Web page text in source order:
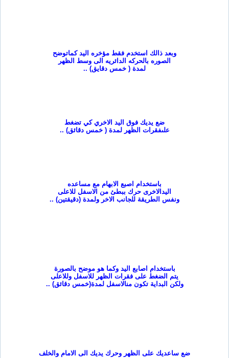
وبعد ذالك استخدم فقط مؤخره اليد كماتوضح
الصوره بالحركه الدائريه الى وسط الظهر
لمدة ( خمس دقايق) ..
ضع يديك فوق اليد الاخري كي تضغط
علىفقرات الظهر لمدة ( خمس دقائق) ..
باستخدام اصبع الابهام مع مساعده
اليد الاخرى حرك ببطئ من الاسفل للاعلى
ونفس الطريقة للجانب الاخر ولمدة (دقيقتين) ..
باستخدام اصابع اليد وكما هو موضح بالصورة
يتم الضغط على فقرات الظهر للاسفل وللاعلى
ولكن البداية تكون منالاسفل لمدة(خمس دقائق) ..
ضع ساعديك على الظهر وحرك يديك الى الامام والخلف